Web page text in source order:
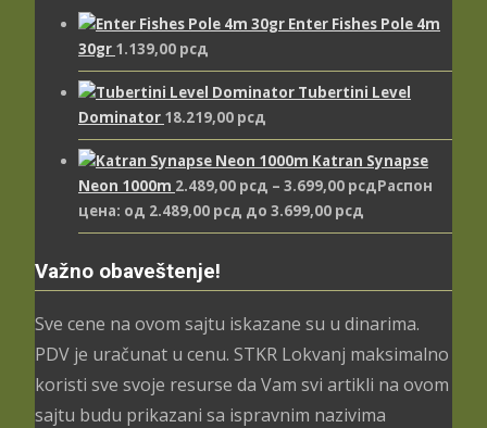
Enter Fishes Pole 4m
30gr 1.139,00 рсд
Tubertini Level
Dominator 18.219,00 рсд
Katran Synapse
Neon 1000m 2.489,00 рсд – 3.699,00 рсдРаспон
цена: од 2.489,00 рсд до 3.699,00 рсд
Važno obaveštenje!
Sve cene na ovom sajtu iskazane su u dinarima.
PDV je uračunat u cenu. STKR Lokvanj maksimalno
koristi sve svoje resurse da Vam svi artikli na ovom
sajtu budu prikazani sa ispravnim nazivima